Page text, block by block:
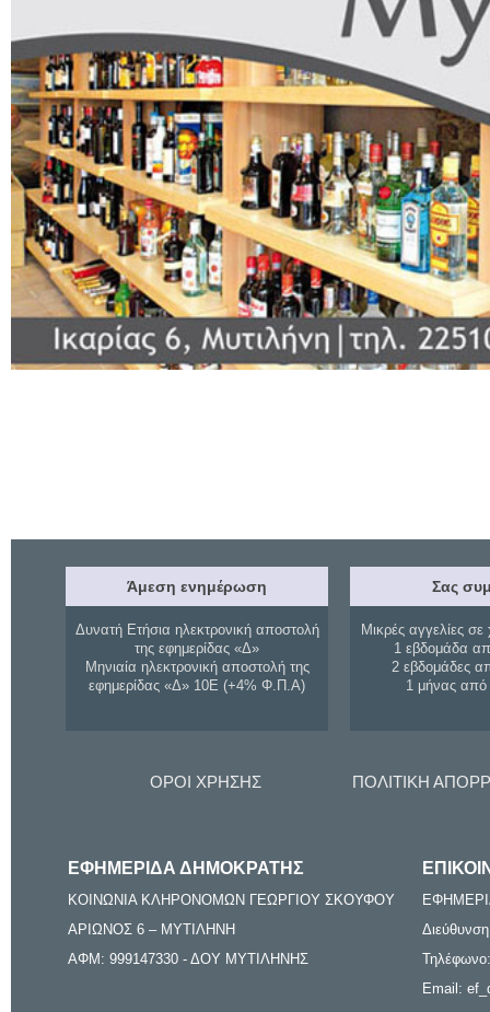
Άμεση ενημέρωση
Δυνατή Ετήσια ηλεκτρονική αποστολή
της εφημερίδας «Δ»
Μηνιαία ηλεκτρονική αποστολή της
εφημερίδας «Δ» 10Ε (+4% Φ.Π.Α)
Σας
Μικρές αγγελίες σε
1 εβδομάδα
2 εβδομάδες
1 μήνας
ΟΡΟΙ ΧΡΗΣΗΣ ΠΟΛΙΤΙΚΗ
ΕΦΗΜΕΡΙΔΑ ΔΗΜΟΚΡΑΤΗΣ
ΚΟΙΝΩΝΙΑ ΚΛΗΡΟΝΟΜΩΝ ΓΕΩΡΓΙΟΥ ΣΚΟΥΦΟΥ
ΑΡΙΩΝΟΣ 6 – ΜΥΤΙΛΗΝΗ
ΑΦΜ: 999147330 - ΔΟΥ ΜΥΤΙΛΗΝΗΣ
Email: